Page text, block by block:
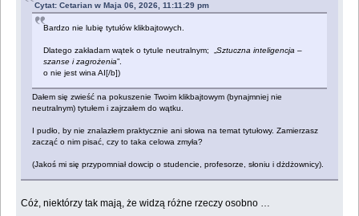
Cytat: Cetarian w Maja 06, 2026, 11:11:29 pm
Bardzo nie lubię tytułów klikbajtowych.
Dlatego zakładam wątek o tytule neutralnym; „Sztuczna inteligencja –
szanse i zagrożenia”.
o nie jest wina AI[/b])
Dałem się zwieść na pokuszenie Twoim klikbajtowym (bynajmniej nie
neutralnym) tytułem i zajrzałem do wątku.
I pudło, by nie znalazłem praktycznie ani słowa na temat tytułowy. Zamierzasz
zacząć o nim pisać, czy to taka celowa zmyła?
(Jakoś mi się przypomniał dowcip o studencie, profesorze, słoniu i dżdżownicy).
Cóż, niektórzy tak mają, że widzą różne rzeczy osobno …